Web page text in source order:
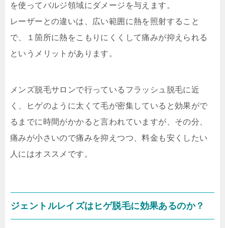
を使ってバルジ領域にダメージを与えます。
レーザーとの違いは、広い範囲に熱を照射すること
で、１箇所に熱をこもりにくくして痛みが抑えられる
というメリットがあります。
メンズ脱毛サロンで行っているフラッシュ脱毛に近
く、ヒゲのように太くて毛が密集していると効果がで
るまでに時間がかかると言われていますが、その分、
痛みが小さいので痛みを抑えつつ、料金も安くしたい
人にはオススメです。
ジェントルレイズはヒゲ脱毛に効果あるのか？